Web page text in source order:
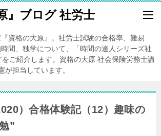
』ブログ 社労士
『資格の大原』。社労士試験の合格率、難易
間、独学について、「時間の達人シリーズ社
ご紹介します。資格の大原 社会保険労務士講
が担当しています。
）合格体験記（12）趣味の
”